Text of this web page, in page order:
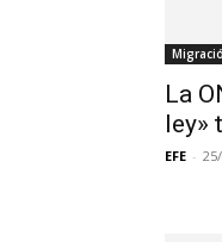
La
ley»
EFE -